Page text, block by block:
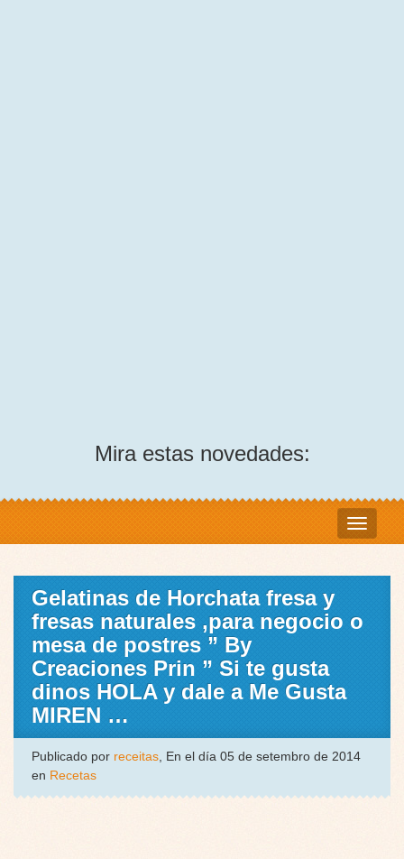
Mira estas novedades:
Gelatinas de Horchata fresa y
fresas naturales ,para negocio o
mesa de postres ” By
Creaciones Prin ” Si te gusta
dinos HOLA y dale a Me Gusta
MIREN …
Publicado por receitas, En el día 05 de setembro de 2014
en Recetas